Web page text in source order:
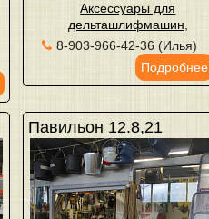
Аксессуары для
дельташлифмашин
8-903-966-42-36 (Илья)
Подробнее
Павильон 12.8,21